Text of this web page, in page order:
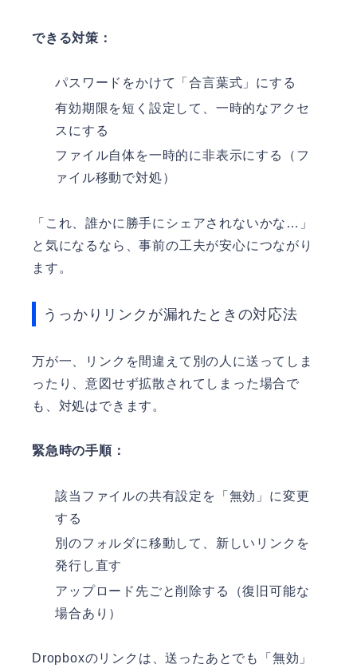
できる対策：
パスワードをかけて「合言葉式」にする
有効期限を短く設定して、一時的なアクセ
スにする
ファイル自体を一時的に非表示にする（フ
ァイル移動で対処）
「これ、誰かに勝手にシェアされないかな…」
と気になるなら、事前の工夫が安心につながり
ます。
うっかりリンクが漏れたときの対応法
万が一、リンクを間違えて別の人に送ってしま
ったり、意図せず拡散されてしまった場合で
も、対処はできます。
緊急時の手順：
該当ファイルの共有設定を「無効」に変更
する
別のフォルダに移動して、新しいリンクを
発行し直す
アップロード先ごと削除する（復旧可能な
場合あり）
Dropboxのリンクは、送ったあとでも「無効」